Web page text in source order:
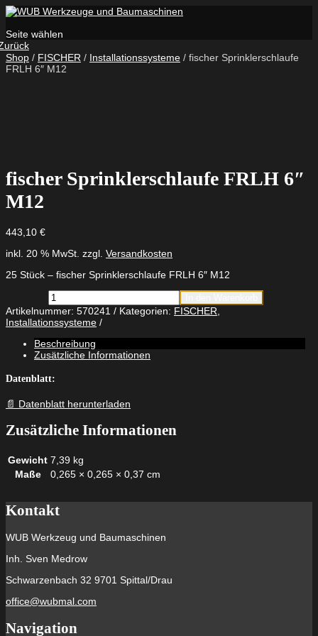
Seite wählen
Shop / FISCHER / Installationssysteme / fischer Sprinklerschlaufe
FRLH 6″ M12
fischer Sprinklerschlaufe FRLH 6″
M12
443,10 €
inkl. 20 % MwSt. zzgl. Versandkosten
25 Stück – fischer Sprinklerschlaufe FRLH 6″ M12
fischer
Sprinklerschlaufe
FRLH
6"
M12
Menge
Artikelnummer: 570241 Kategorien: FISCHER
Installationssysteme
Beschreibung
Zusätzliche Informationen
Datenblatt:
📄 Datenblatt herunterladen
Zusätzliche Informationen
Gewicht 7,39 kg
Maße
0,265 × 0,265 × 0,37 cm
Kontakt
WUB Werkzeug und Baumaschinen
Inh. Sven Medrow
Schwarzenbach 32 9701 Spittal/Drau
office@wubmal.com
Navigation